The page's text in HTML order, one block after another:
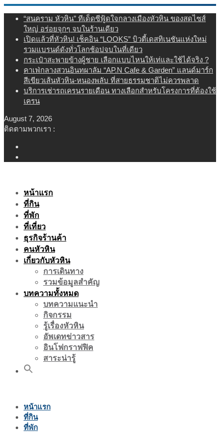
Skip
content
“สนคราม หัวหิน” ทีเด็ดซีฟู้ดใจกลางเมืองหัวหิน ของสดไซส์
ใหญ่ อร่อยจุกๆ จบในร้านเดียว
เปิดแล้วที่หัวหิน! เช็คอิน “LOOKS” บิวตี้เดสทิเนชันแห่งใหม่
รวมแบรนด์ดังทั่วโลกช้อปจบในที่เดียว
กระเป๋าสะพายข้างผู้ชาย เลือกแบบไหนให้เท่และใช้ได้จริง ?
คาเฟ่กลางสวนอินทผาลัม “AP.N Cafe & Garden” แลนด์มาร์ก
สีเขียวเส้นหัวหิน-หนองพลับ ที่สายธรรมชาติไม่ควรพลาด
บริการเช่ารถเครนรายเดือน ทางเลือกสำหรับโครงการที่ต้องใช้
เครน
August 7, 2026
ติดตามพวกเรา :
หน้าแรก
ที่กิน
ที่พัก
ที่เที่ยว
ธุรกิจร้านค้า
คนหัวหิน
เกี่ยวกับหัวหิน
การเดินทาง
รวมข้อมูลสำคัญ
บทความทั้งหมด
บทความแนะนำ
กิจกรรม
รู้เรื่องหัวหิน
อัพเดทข่าวสาร
อินโฟกราฟฟิค
สาระน่ารู้
หน้าแรก
ที่กิน
ที่พัก